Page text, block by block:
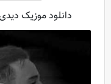
دانلود موزیک